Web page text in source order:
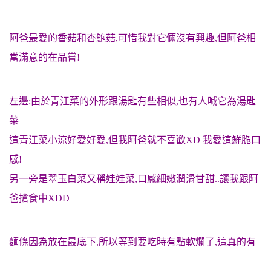
阿爸最愛的香菇和杏鮑菇,可惜我對它倆沒有興趣,但阿爸相
當滿意的在品嘗!
左邊:由於青江菜的外形跟湯匙有些相似,也有人喊它為湯匙
菜
這青江菜小涼好愛好愛,但我阿爸就不喜歡XD 我愛這鮮脆口
感!
另一旁是翠玉白菜又稱娃娃菜,口感細嫩潤滑甘甜..讓我跟阿
爸搶食中XDD
麵條因為放在最底下,所以等到要吃時有點軟爛了,這真的有